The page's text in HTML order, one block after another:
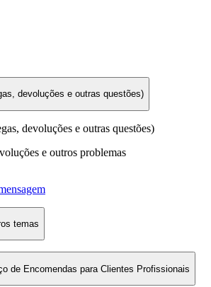
devoluções e outras questões)
devoluções e outras questões)
e outros problemas
temas
de Encomendas para Clientes Profissionais